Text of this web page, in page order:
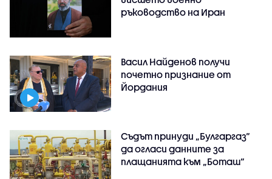
ръководство на Иран
Васил Найденов получи
почетно признание от
Йордания
Съдът принуди „Булгаргаз“
да огласи данните за
плащанията към „Боташ“